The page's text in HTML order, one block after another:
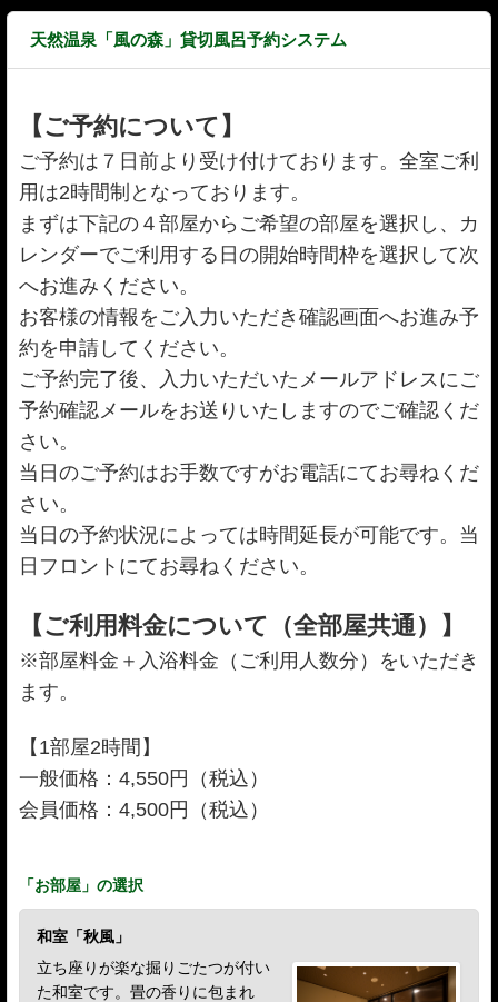
天然温泉「風の森」貸切風呂予約システム
【ご予約について】
ご予約は７日前より受け付けております。全室ご利
用は2時間制となっております。
まずは下記の４部屋からご希望の部屋を選択し、カ
レンダーでご利用する日の開始時間枠を選択して次
へお進みください。
お客様の情報をご入力いただき確認画面へお進み予
約を申請してください。
ご予約完了後、入力いただいたメールアドレスにご
予約確認メールをお送りいたしますのでご確認くだ
さい。
当日のご予約はお手数ですがお電話にてお尋ねくだ
さい。
当日の予約状況によっては時間延長が可能です。当
日フロントにてお尋ねください。
【ご利用料金について（全部屋共通）】
※部屋料金＋入浴料金（ご利用人数分） をいただき
ます。
【1部屋2時間】
一般価格：4,550円（税込）
会員価格：4,500円（税込）
「お部屋 」の選択
和室「秋風」
立ち座りが楽な掘りごたつが付い
た和室です。畳の香りに包まれ